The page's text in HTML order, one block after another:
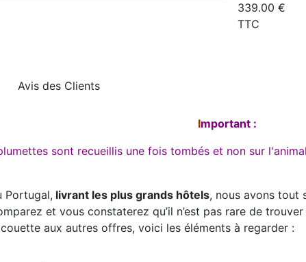
339.00 €
TTC
Avis des Clients
Important :
sont recueillis une fois tombés et non sur
Portugal, livrant les plus grands hôtels, nous avons tout
et vous constaterez qu’il n’est pas rare de
aux autres offres, voici les éléments à regarder :